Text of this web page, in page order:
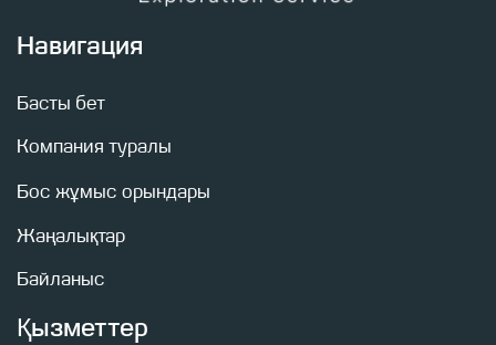
Өтінім қалдырыңыз, біздің мамандар
мақсаттары мен ерекшеліктерін ескере отырып
Навигация
Басты бет
Компания туралы
Бос жұмыс орындары
Жаңалықтар
Байланыс
Қызметтер